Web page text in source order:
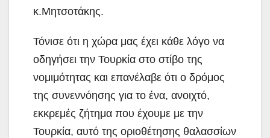
κ.Μητσοτάκης.
Τόνισε ότι η χώρα μας έχει κάθε λόγο να
οδηγήσει την Τουρκία στο στίβο της
νομιμότητας και επανέλαβε ότι ο δρόμος
της συνεννόησης για το ένα, ανοιχτό,
εκκρεμές ζήτημα που έχουμε με την
Τουρκία, αυτό της οριοθέτησης θαλασσίων